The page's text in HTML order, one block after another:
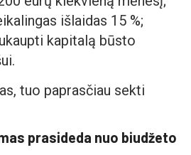
išlaidas 15 %;
kapitalą būsto
tuo paprasčiau sekti
prasideda nuo biudžeto